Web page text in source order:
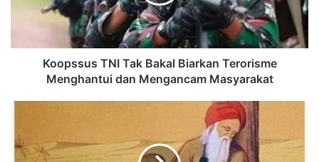
Koopssus TNI Tak Bakal Biarkan Terorisme
Menghantui dan Mengancam Masyarakat